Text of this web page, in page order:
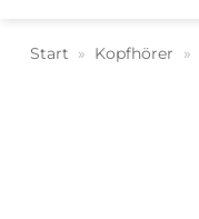
Start » Kopfhörer »